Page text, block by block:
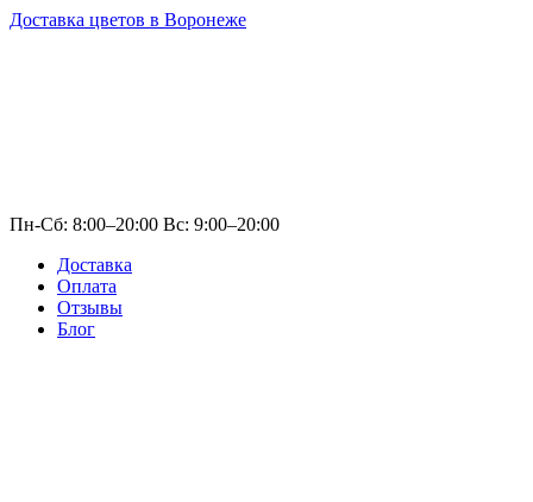
Доставка цветов в Воронеже
Пн-Сб: 8:00–20:00 Вс: 9:00–20:00
Доставка
Оплата
Отзывы
Блог